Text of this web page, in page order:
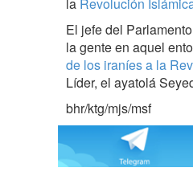
El jefe del
la gente en aquel
de los iraníes a la
Líder, el ayatolá
bhr/ktg/mjs/msf